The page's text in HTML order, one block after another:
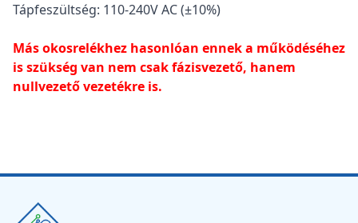
Tápfeszültség: 110-240V AC (±10%)
Más okosrelékhez hasonlóan ennek a működéséhez
is szükség van nem csak fázisvezető, hanem
nullvezető vezetékre is.